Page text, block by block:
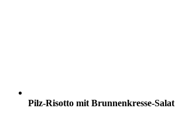
Pilz-Risotto mit Brunnenkresse-Salat